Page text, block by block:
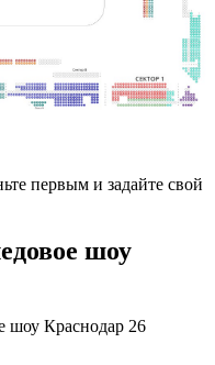
первым и задайте свой
шоу
шоу Краснодар 26